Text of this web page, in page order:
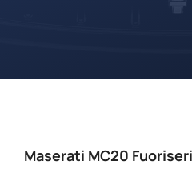
Maserati MC20